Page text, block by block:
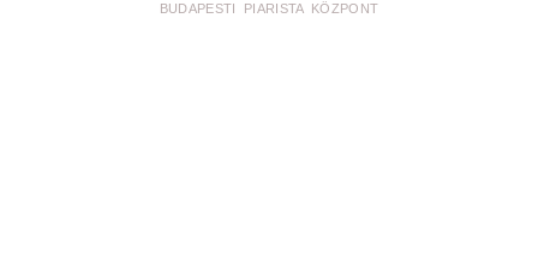
BUDAPESTI PIARISTA KÖZPONT